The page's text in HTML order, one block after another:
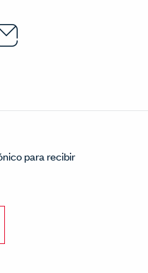
on
window.
on
window.
article on
a new
this
in a new
Email this
Opens in a
para recibir